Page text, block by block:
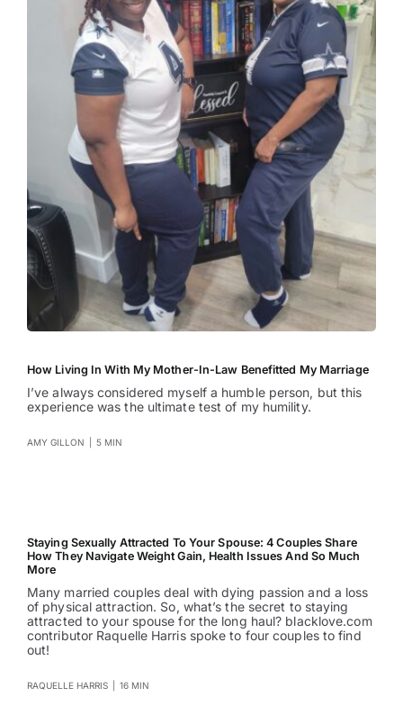
How Living In With My Mother-In-Law Benefitted My Marriage
I’ve always considered myself a humble person, but this
experience was the ultimate test of my humility.
AMY GILLON 5 MIN
Staying Sexually Attracted To Your Spouse: 4 Couples Share
How They Navigate Weight Gain, Health Issues And So Much
More
Many married couples deal with dying passion and a loss
of physical attraction. So, what’s the secret to staying
attracted to your spouse for the long haul? blacklove.com
contributor Raquelle Harris spoke to four couples to find
out!
RAQUELLE HARRIS 16 MIN